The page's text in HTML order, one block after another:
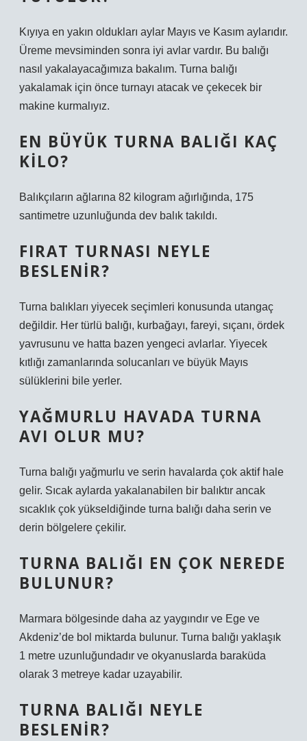
Kıyıya en yakın oldukları aylar Mayıs ve Kasım aylarıdır.
Üreme mevsiminden sonra iyi avlar vardır. Bu balığı
nasıl yakalayacağımıza bakalım. Turna balığı
yakalamak için önce turnayı atacak ve çekecek bir
makine kurmalıyız.
EN BÜYÜK TURNA BALIĞI KAÇ
KILO?
Balıkçıların ağlarına 82 kilogram ağırlığında, 175
santimetre uzunluğunda dev balık takıldı.
FIRAT TURNASI NEYLE
BESLENIR?
Turna balıkları yiyecek seçimleri konusunda utangaç
değildir. Her türlü balığı, kurbağayı, fareyi, sıçanı, ördek
yavrusunu ve hatta bazen yengeci avlarlar. Yiyecek
kıtlığı zamanlarında solucanları ve büyük Mayıs
sülüklerini bile yerler.
YAĞMURLU HAVADA TURNA
AVI OLUR MU?
Turna balığı yağmurlu ve serin havalarda çok aktif hale
gelir. Sıcak aylarda yakalanabilen bir balıktır ancak
sıcaklık çok yükseldiğinde turna balığı daha serin ve
derin bölgelere çekilir.
TURNA BALIĞI EN ÇOK NEREDE
BULUNUR?
Marmara bölgesinde daha az yaygındır ve Ege ve
Akdeniz’de bol miktarda bulunur. Turna balığı yaklaşık
1 metre uzunluğundadır ve okyanuslarda baraküda
olarak 3 metreye kadar uzayabilir.
TURNA BALIĞI NEYLE
BESLENIR?